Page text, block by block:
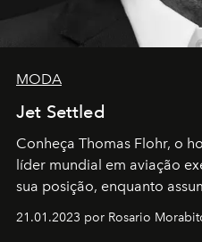
MODA
Jet Settled
Conheça Thomas Flohr, o
líder mundial em aviação
sua posição, enquanto
21.01.2023 por Rosario